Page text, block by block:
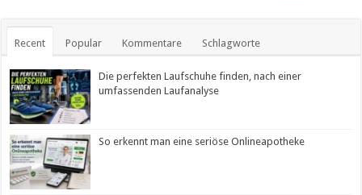
Recent Popular Kommentare Schlagworte
Die perfekten Laufschuhe finden, nach einer
umfassenden Laufanalyse
So erkennt man eine seriöse Onlineapotheke